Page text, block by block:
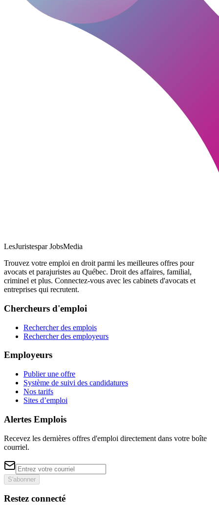
LesJuristespar JobsMedia
Trouvez votre emploi en droit parmi les meilleures offres pour
avocats et parajuristes au Québec. Droit des affaires, familial,
criminel et plus. Connectez-vous avec les cabinets d'avocats et
entreprises qui recrutent.
Chercheurs d'emploi
Rechercher des emplois
Rechercher des employeurs
Employeurs
Publier une offre
Système de suivi des candidatures
Nos tarifs
Sites d’emploi
Alertes Emplois
Recevez les dernières offres d'emploi directement dans votre boîte
courriel.
S'abonner
Restez connecté